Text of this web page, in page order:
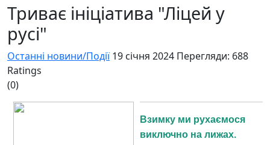
Триває ініціатива "Ліцей у
русі"
Останні новини/Події 19 січня 2024 Перегляди: 688
Ratings
(0)
Взимку ми рухаємося
виключно на лижах.